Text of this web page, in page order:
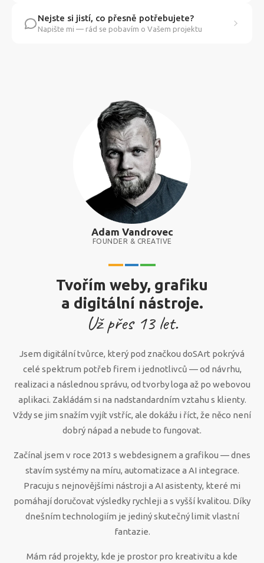
Nejste si jistí, co přesně potřebujete?
Napište mi — rád se pobavím o Vašem projektu
Adam Vandrovec
FOUNDER & CREATIVE
Tvořím weby, grafiku
a digitální nástroje.
Už přes 13let.
Jsem digitální tvůrce, který pod značkou doSArt pokrývá
celé spektrum potřeb firem i jednotlivců — od návrhu,
realizaci a následnou správu, od tvorby loga až po webovou
aplikaci. Zakládám si na nadstandardním vztahu s klienty.
Vždy se jim snažím vyjít vstříc, ale dokážu i říct, že něco není
dobrý nápad a nebude to fungovat.
Začínal jsem v roce 2013 s webdesignem a grafikou — dnes
stavím systémy na míru, automatizace a AI integrace.
Pracuju s nejnovějšími nástroji a AI asistenty, které mi
pomáhají doručovat výsledky rychleji a s vyšší kvalitou. Díky
dnešním technologiím je jediný skutečný limit vlastní
fantazie.
Mám rád projekty, kde je prostor pro kreativitu a kde